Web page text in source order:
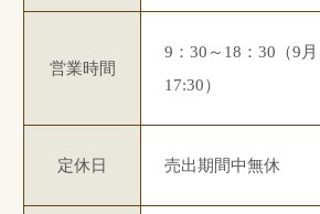
営業時間
9：30～18：30（9
17:30）
定休日 売出期間中無休